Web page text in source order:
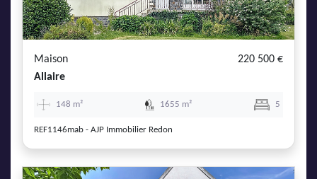
Maison
220 500 €
Allaire
148 m² 1655 m² 5
REF1146mab - AJP Immobilier Redon